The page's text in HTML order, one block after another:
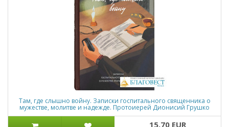
Там, где слышно войну. Записки госпитального священника о
мужестве, молитве и надежде. Протоиерей Дионисий Грушко
15.70 EUR